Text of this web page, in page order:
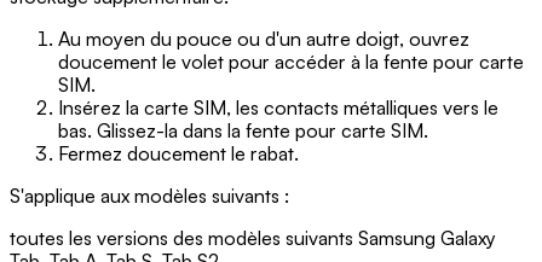
Au moyen du pouce ou d'un autre doigt, ouvrez
doucement le volet pour accéder à la fente pour carte
SIM.
Insérez la carte SIM, les contacts métalliques vers le
bas. Glissez-la dans la fente pour carte SIM.
Fermez doucement le rabat.
S'applique aux modèles suivants :
toutes les versions des modèles suivants Samsung Galaxy